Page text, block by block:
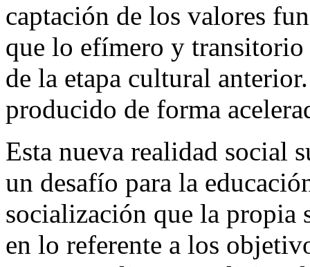
captación de los valores
que lo efímero y transitorio
de la etapa cultural
producido de forma
Esta nueva realidad social
un desafío para la
socialización que la propia
en lo referente a los